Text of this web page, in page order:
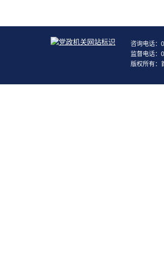
咨询电话：
监督电话：
版权所有：